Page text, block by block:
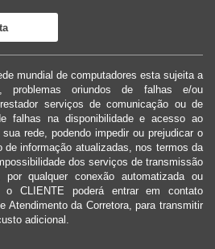
mundial de computadores esta sujeita a
problemas oriundos de falhas e/ou
serviços de comunicação ou de
falhas na disponibilidade e acesso ao
rede, podendo impedir ou prejudicar o
de informação atualizadas, nos termos da
dos serviços de transmissão
qualquer conexão automatizada ou
o CLIENTE poderá entrar em contato
Atendimento da Corretora, para transmitir
adicional.